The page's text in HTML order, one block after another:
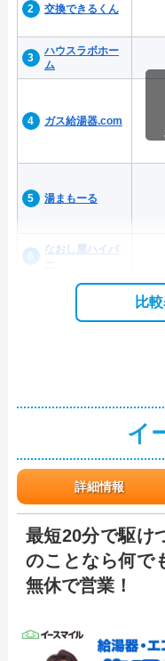
交換できるくん
ハウスラボホー
ム
ガス給湯器.com
湯まもーる
なおし屋ハイパ
比
イ
詳細情報
最短20分で駆け
のことなら何で
無休で営業！